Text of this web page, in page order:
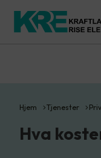
Hjem Tjenester
Hva